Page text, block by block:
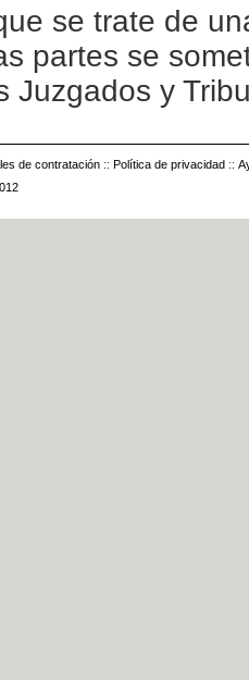
se trate de
partes se
Juzgados y
de contratación :: Política de privacidad ::